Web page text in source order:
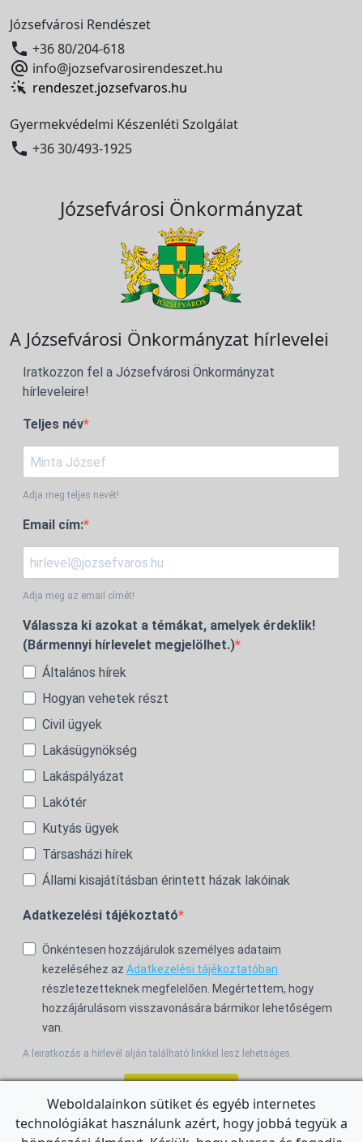
Józsefvárosi Rendészet
 +36 80/204-618
 info@jozsefvarosirendeszet.hu
rendeszet.jozsefvaros.hu
Gyermekvédelmi Készenléti Szolgálat
 +36 30/493-1925
Józsefvárosi Önkormányzat
A Józsefvárosi Önkormányzat hírlevelei
Iratkozzon fel a Józsefvárosi Önkormányzat
hírleveleire!
Teljes név
Adja meg teljes nevét!
Email cím:
Adja meg az email címét!
Válassza ki azokat a témákat, amelyek érdeklik!
(Bármennyi hírlevelet megjelölhet.)
Általános hírek
Hogyan vehetek részt
Civil ügyek
Lakásügynökség
Lakáspályázat
Lakótér
Kutyás ügyek
Társasházi hírek
Állami kisajátításban érintett házak lakóinak
Adatkezelési tájékoztató
Önkéntesen hozzájárulok személyes adataim
kezeléséhez az Adatkezelési tájékoztatóban
részletezetteknek megfelelően. Megértettem, hogy
hozzájárulásom visszavonására bármikor lehetőségem
van.
A leiratkozás a hírlevél alján található linkkel lesz lehetséges.
For the English Newsletter, clickHERE.
Weboldalainkon sütiket és egyéb internetes
technológiákat használunk azért, hogy jobbá tegyük a